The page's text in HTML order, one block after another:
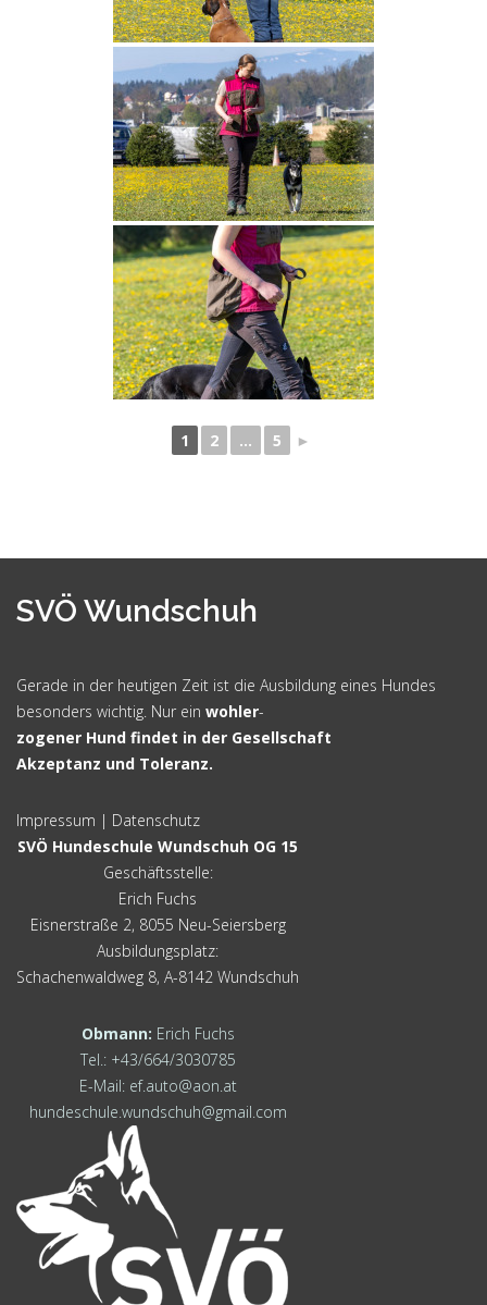
1 2 ... 5 ►
SVÖ Wundschuh
Gerade in der heutigen Zeit ist die Ausbildung eines Hundes
besonders wichtig. Nur ein wohler-
zogener Hund findet in der Gesellschaft
Akzeptanz und Toleranz.
Impressum | Datenschutz
SVÖ Hundeschule Wundschuh OG 15
Geschäftsstelle:
Erich Fuchs
Eisnerstraße 2, 8055 Neu-Seiersberg
Ausbildungsplatz:
Schachenwaldweg 8, A-8142 Wundschuh
Obmann: Erich Fuchs
Tel.: +43/664/3030785
E-Mail: ef.auto@aon.at
hundeschule.wundschuh@gmail.com